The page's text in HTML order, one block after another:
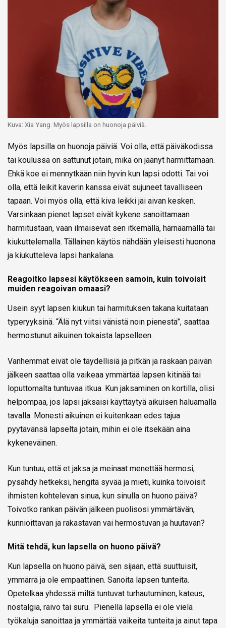
Kuva: Xia Yang. Myös lapsilla on huonoja päiviä.
Myös lapsilla on huonoja päiviä. Voi olla, että päiväkodissa
tai koulussa on sattunut jotain, mikä on jäänyt harmittamaan.
Ehkä koe ei mennytkään niin hyvin kun lapsi odotti. Tai voi
olla, että leikit kaverin kanssa eivät sujuneet tavalliseen
tapaan. Voi myös olla, että kiva leikki jäi aivan kesken.
Varsinkaan pienet lapset eivät kykene sanoittamaan
harmitustaan, vaan ilmaisevat sen itkemällä, härnäämällä tai
kiukuttelemalla. Tällainen käytös nähdään yleisesti huonona
ja kiukutteleva lapsi hankalana.
Reagoitko lapsesi käytökseen samoin, kuin toivoisit
muiden reagoivan omaasi?
Usein syyt lapsen kiukun tai harmituksen takana kuitataan
typeryyksinä. “Älä nyt viitsi vänistä noin pienestä”, saattaa
hermostunut aikuinen tokaista lapselleen.
Vanhemmat eivät ole täydellisiä ja pitkän ja raskaan päivän
jälkeen saattaa olla vaikeaa ymmärtää lapsen kitinää tai
loputtomalta tuntuvaa itkua. Kun jaksaminen on kortilla, olisi
helpompaa, jos lapsi jaksaisi käyttäytyä aikuisen haluamalla
tavalla. Monesti aikuinen ei kuitenkaan edes tajua
pyytävänsä lapselta jotain, mihin ei ole itsekään aina
kykeneväinen.
Kun tuntuu, että et jaksa ja meinaat menettää hermosi,
pysähdy hetkeksi, hengitä syvää ja mieti, kuinka toivoisit
ihmisten kohtelevan sinua, kun sinulla on huono päivä?
Toivotko rankan päivän jälkeen puolisosi ymmärtävän,
kunnioittavan ja rakastavan vai hermostuvan ja huutavan?
Mitä tehdä, kun lapsella on huono päivä?
Kun lapsella on huono päivä, sen sijaan, että suuttuisit,
ymmärrä ja ole empaattinen. Sanoita lapsen tunteita.
Opetelkaa yhdessä miltä tuntuvat turhautuminen, kateus,
nostalgia, raivo tai suru. Pienellä lapsella ei ole vielä
työkaluja sanoittaa ja ymmärtää vaikeita tunteita ja ainut tapa